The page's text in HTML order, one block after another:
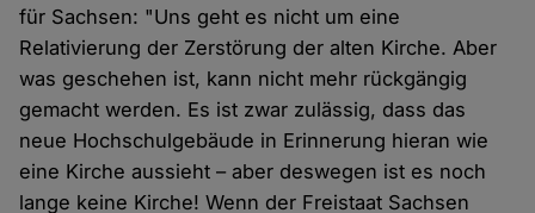
für Sachsen: "Uns geht es nicht um eine
Relativierung der Zerstörung der alten Kirche. Aber
was geschehen ist, kann nicht mehr rückgängig
gemacht werden. Es ist zwar zulässig, dass das
neue Hochschulgebäude in Erinnerung hieran wie
eine Kirche aussieht – aber deswegen ist es noch
lange keine Kirche! Wenn der Freistaat Sachsen